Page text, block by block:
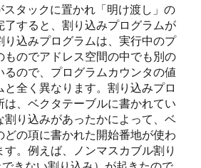
スタックに置かれ「明け渡し」の
了すると、割り込みプログラムが
り込みプログラムは、実行中のプ
ものでアドレス空間の中でも別の
るので、プログラムカウンタの値
と全く異なります。割り込みプロ
は、ベクタテーブルに書かれてい
割り込みがあったかによって、ベ
どの項に書かれた開始番地が使わ
。例えば、ノンマスカブル割り